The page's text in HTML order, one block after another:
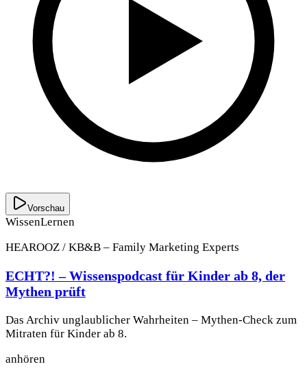
Vorschau
WissenLernen
HEAROOZ / KB&B – Family Marketing Experts
ECHT?! – Wissenspodcast für Kinder ab 8, der
Mythen prüft
Das Archiv unglaublicher Wahrheiten – Mythen-Check zum
Mitraten für Kinder ab 8.
anhören